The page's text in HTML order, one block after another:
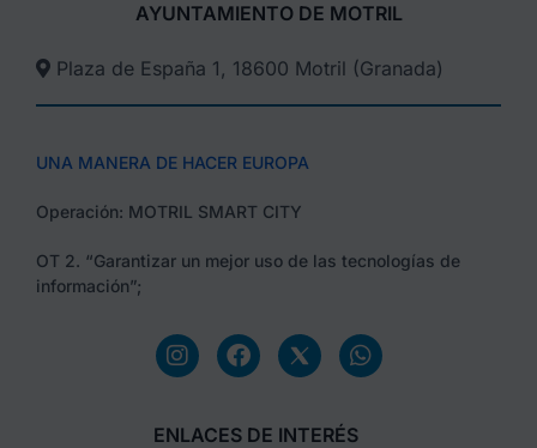
AYUNTAMIENTO DE MOTRIL
Plaza de España 1, 18600 Motril (Granada)​
UNA MANERA DE HACER EUROPA
Operación: MOTRIL SMART CITY
OT 2. “Garantizar un mejor uso de las tecnologías de
información”;
ENLACES DE INTERÉS